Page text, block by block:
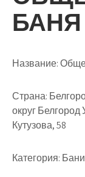
БАНЯ
Название:
Страна:
округ Белгород
Кутузова, 58
Категория: